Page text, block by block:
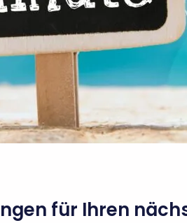
für Ihren